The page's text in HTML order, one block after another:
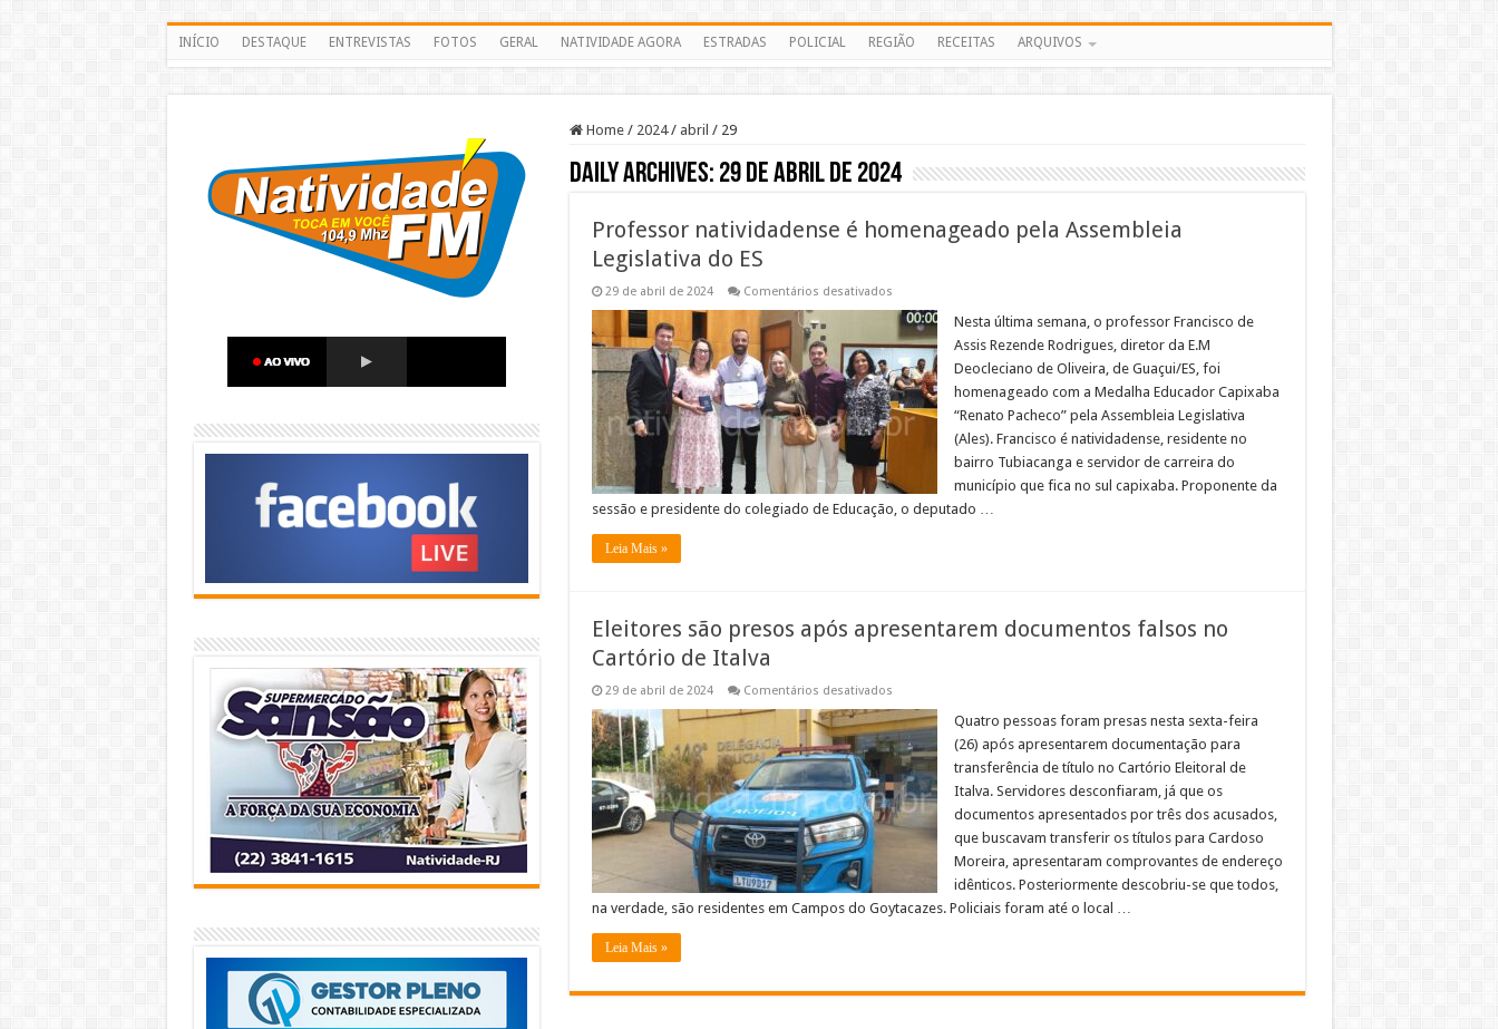
INÍCIO DESTAQUE ENTREVISTAS FOTOS GERAL NATIVIDADE AGORA ESTRADAS POLICIAL REGIÃO RECEITAS ARQUIVOS
Home / 2024 / abril / 29
Daily Archives: 29 de abril de 2024
Professor natividadense é homenageado pela Assembleia
Legislativa do ES
29 de abril de 2024 Comentários desativadosem
natividadense
homenageado
pela
Assembleia
Legislativa
do
ES
Nesta última semana, o professor Francisco de
Assis Rezende Rodrigues, diretor da E.M
Deocleciano de Oliveira, de Guaçui/ES, foi
homenageado com a Medalha Educador Capixaba
“Renato Pacheco” pela Assembleia Legislativa
(Ales). Francisco é natividadense, residente no
bairro Tubiacanga e servidor de carreira do
município que fica no sul capixaba. Proponente da
sessão e presidente do colegiado de Educação, o deputado …
Leia Mais »
Eleitores são presos após apresentarem documentos falsos no
Cartório de Italva
29 de abril de 2024 Comentários desativadosem
são
presos
após
apresentarem
documentos
falsos
no
Cartório
Quatro pessoas foram presas nesta sexta-feira
(26) após apresentarem documentação para
transferência de título no Cartório Eleitoral de
Italva. Servidores desconfiaram, já que os
documentos apresentados por três dos acusados,
que buscavam transferir os títulos para Cardoso
Moreira, apresentaram comprovantes de endereço
idênticos. Posteriormente descobriu-se que todos,
na verdade, são residentes em Campos do Goytacazes. Policiais foram até o local …
Leia Mais »